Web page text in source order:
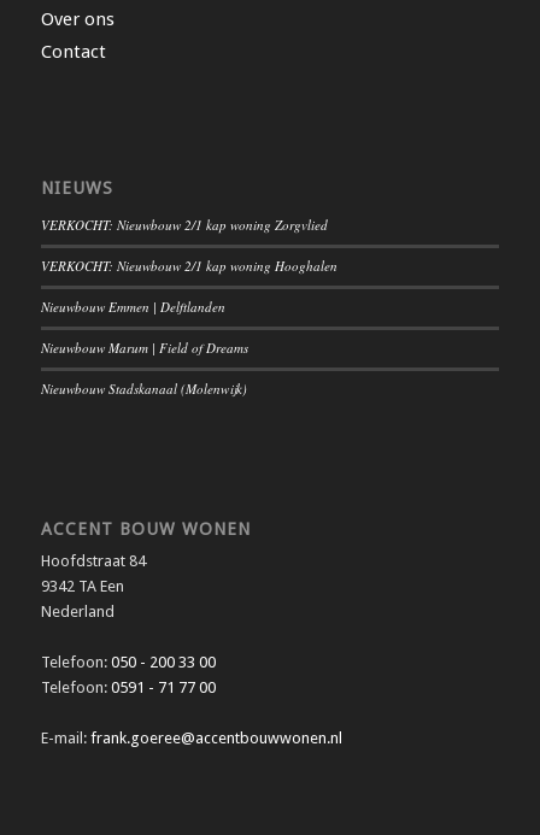
Over ons
Contact
NIEUWS
VERKOCHT: Nieuwbouw 2/1 kap woning Zorgvlied
VERKOCHT: Nieuwbouw 2/1 kap woning Hooghalen
Nieuwbouw Emmen | Delftlanden
Nieuwbouw Marum | Field of Dreams
Nieuwbouw Stadskanaal (Molenwijk)
ACCENT BOUW WONEN
Hoofdstraat 84
9342 TA Een
Nederland
Telefoon: 050 - 200 33 00
Telefoon: 0591 - 71 77 00
E-mail: frank.goeree@accentbouwwonen.nl